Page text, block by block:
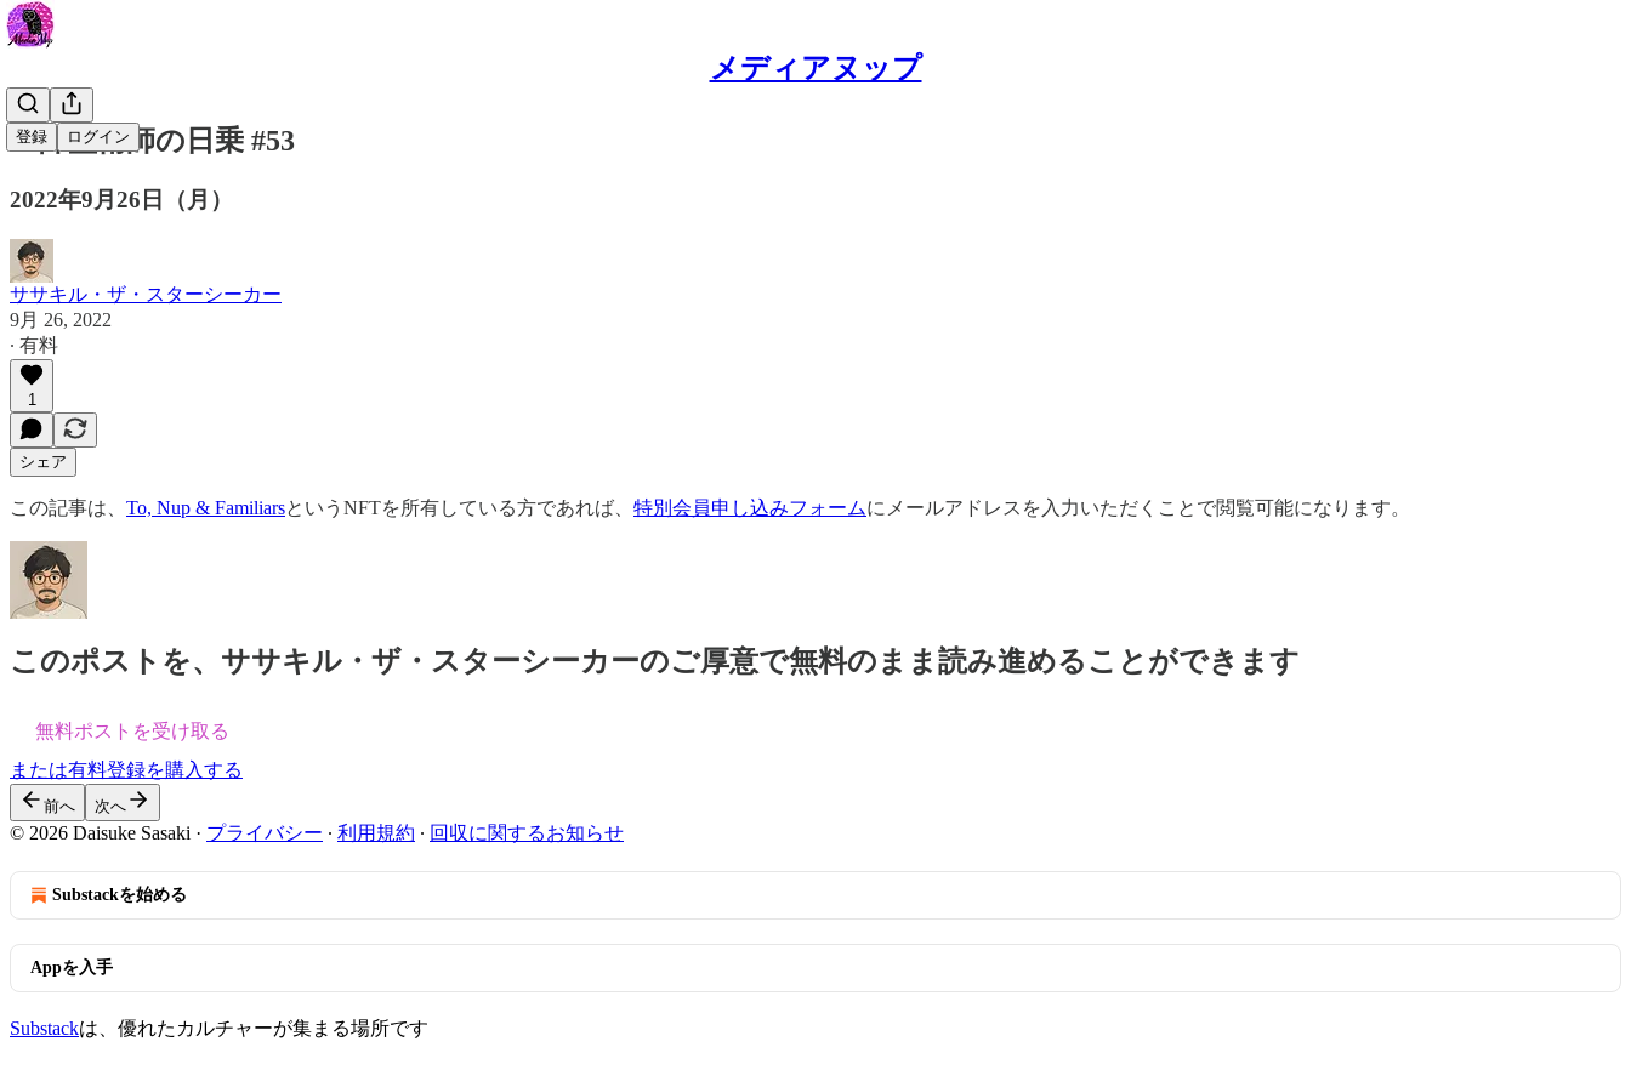
メディアヌップ
登録 ログイン
一降霊術師の日乗 #53
2022年9月26日（月）
ササキル・ザ・スターシーカー
9月 26, 2022
∙ 有料
1
シェア
この記事は、 To, Nup & FamiliarsというNFTを所有している方であれば、 特別会員申し込みフォームにメールアドレスを入力いただくことで閲覧可能になります。
このポストを、ササキル・ザ・スターシーカーのご厚意で無料のまま読み進めることができます
無料ポストを受け取る
または有料登録を購入する
前へ 次へ
© 2026 Daisuke Sasaki · プライバシー ∙ 利用規約 ∙ 回収に関するお知らせ
Substackを始める
Appを入手
Substackは、優れたカルチャーが集まる場所です